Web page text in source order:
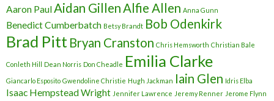
Aaron PaulAidan GillenAlfie Allen Anna Gunn
Benedict Cumberbatch Betsy Brandt Bob Odenkirk
Brad Pitt Bryan Cranston Chris Hemsworth Christian Bale
Conleth Hill Dean Norris Don Cheadle Emilia Clarke
Giancarlo Esposito Gwendoline Christie Hugh Jackman Iain Glen Idris Elba
Isaac Hempstead Wright Jennifer Lawrence Jeremy Renner Jerome Flynn